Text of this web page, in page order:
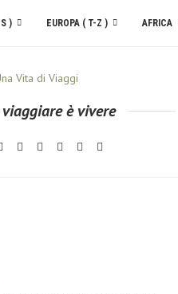
) EUROPA ( T-Z ) AFRICA
è vivere